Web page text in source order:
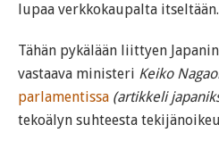
lupaa verkkokaupalta itseltään.
Tähän pykälään liittyen
vastaava ministeri Keiko
parlamentissa (artikkeli
tekoälyn suhteesta